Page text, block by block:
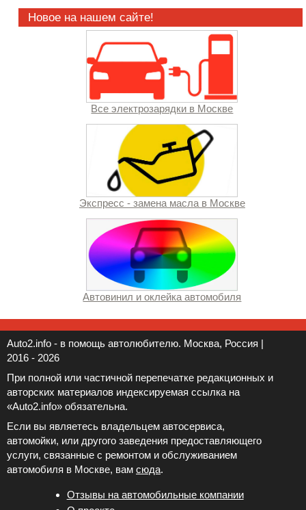
Новое на нашем сайте!
Все электрозарядки в Москве
Экспресс - замена масла в Москве
Автовинил и оклейка автомобиля
Auto2.info - в помощь автолюбителю. Москва, Россия |
2016 - 2026
При полной или частичной перепечатке редакционных и
авторских материалов индексируемая ссылка на
«Auto2.info» обязательна.
Если вы являетесь владельцем автосервиса,
автомойки, или другого заведения предоставляющего
услуги, связанные с ремонтом и обслуживанием
автомобиля в Москве, вам сюда.
Отзывы на автомобильные компании